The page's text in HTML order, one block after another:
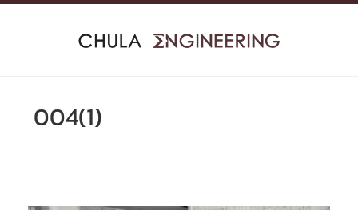
Skip
004(1)